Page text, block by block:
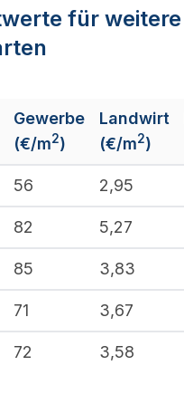
für weitere
Gewerbe
(€/m2)
Landwirt
(€/m2)
56 2,95
82 5,27
85 3,83
71 3,67
72 3,58